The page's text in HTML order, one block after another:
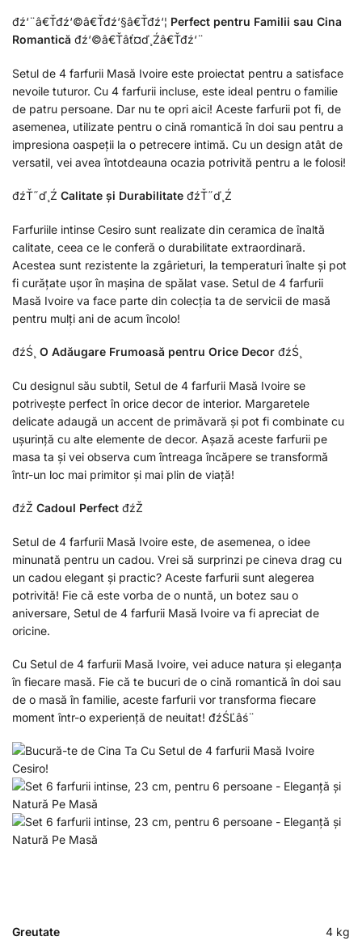
đź‘¨â€Ťđź‘©â€Ťđź‘§â€Ťđź‘¦ Perfect pentru Familii sau Cina
Romantică đź‘©â€Ťâť¤ď¸Źâ€Ťđź‘¨
Setul de 4 farfurii Masă Ivoire este proiectat pentru a satisface
nevoile tuturor. Cu 4 farfurii incluse, este ideal pentru o familie
de patru persoane. Dar nu te opri aici! Aceste farfurii pot fi, de
asemenea, utilizate pentru o cină romantică în doi sau pentru a
impresiona oaspeții la o petrecere intimă. Cu un design atât de
versatil, vei avea întotdeauna ocazia potrivită pentru a le folosi!
đźŤ˝ď¸Ź Calitate și Durabilitate đźŤ˝ď¸Ź
Farfuriile intinse Cesiro sunt realizate din ceramica de înaltă
calitate, ceea ce le conferă o durabilitate extraordinară.
Acestea sunt rezistente la zgârieturi, la temperaturi înalte și pot
fi curățate ușor în mașina de spălat vase. Setul de 4 farfurii
Masă Ivoire va face parte din colecția ta de servicii de masă
pentru mulți ani de acum încolo!
đźŚ¸ O Adăugare Frumoasă pentru Orice Decor đźŚ¸
Cu designul său subtil, Setul de 4 farfurii Masă Ivoire se
potrivește perfect în orice decor de interior. Margaretele
delicate adaugă un accent de primăvară și pot fi combinate cu
ușurință cu alte elemente de decor. Așază aceste farfurii pe
masa ta și vei observa cum întreaga încăpere se transformă
într-un loc mai primitor și mai plin de viață!
đźŽ Cadoul Perfect đźŽ
Setul de 4 farfurii Masă Ivoire este, de asemenea, o idee
minunată pentru un cadou. Vrei să surprinzi pe cineva drag cu
un cadou elegant și practic? Aceste farfurii sunt alegerea
potrivită! Fie că este vorba de o nuntă, un botez sau o
aniversare, Setul de 4 farfurii Masă Ivoire va fi apreciat de
oricine.
Cu Setul de 4 farfurii Masă Ivoire, vei aduce natura și eleganța
în fiecare masă. Fie că te bucuri de o cină romantică în doi sau
de o masă în familie, aceste farfurii vor transforma fiecare
moment într-o experiență de neuitat! đźŚĽâś¨
Greutate 4 kg